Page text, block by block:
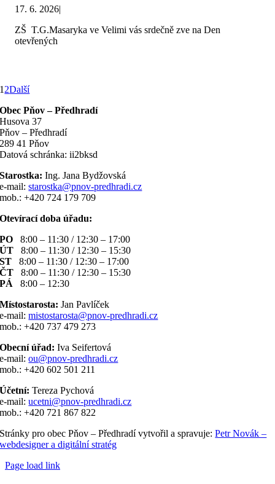
17. 6. 2026|
ZŠ T.G.Masaryka ve Velimi vás srdečně zve na Den
otevřených
1 2Další
Obec Pňov – Předhradí
Husova 37
Pňov – Předhradí
289 41 Pňov
Datová schránka: ii2bksd
Starostka: Ing. Jana Bydžovská
e-mail:starostka@pnov-predhradi.cz
mob.: +420 724 179 709
Otevírací doba úřadu:
PO
8:00 – 11:30 / 12:30 – 17:00
ÚT
8:00 – 11:30 / 12:30 – 15:30
ST
8:00 – 11:30 / 12:30 – 17:00
ČT
8:00 – 11:30 / 12:30 – 15:30
PÁ
8:00 – 12:30
Místostarosta: Jan Pavlíček
e-mail:mistostarosta@pnov-predhradi.cz
mob.: +420 737 479 273
Obecní úřad: Iva Seifertová
e-mail:ou@pnov-predhradi.cz
mob.: +420 602 501 211
Účetní: Tereza Pychová
e-mail:ucetni@pnov-predhradi.cz
mob.: +420 721 867 822
Stránky pro obec Pňov – Předhradí vytvořil a spravuje:Petr Novák –
webdesigner a digitální stratég
Page load link